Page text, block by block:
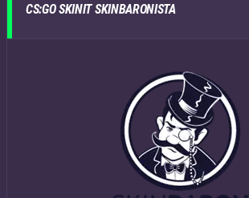
CS:GO SKINIT SKINBARONISTA